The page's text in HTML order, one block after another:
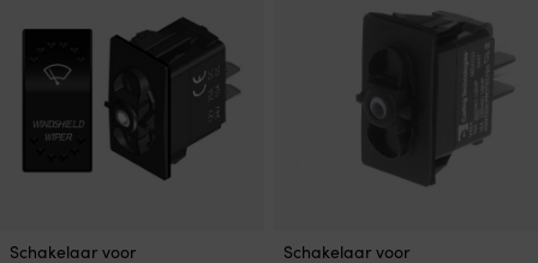
Schakelaar voor
Schakelaar voor